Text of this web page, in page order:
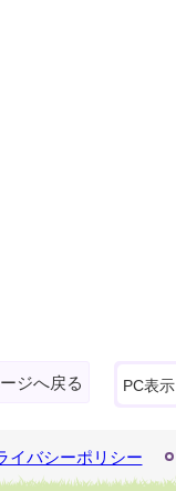
ジへ戻る PC表示
イバシーポリシー